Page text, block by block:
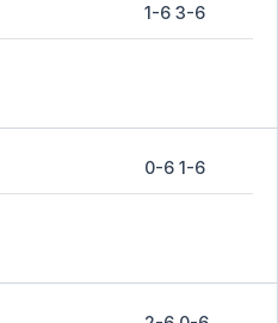
1-6 3-6
0-6 1-6